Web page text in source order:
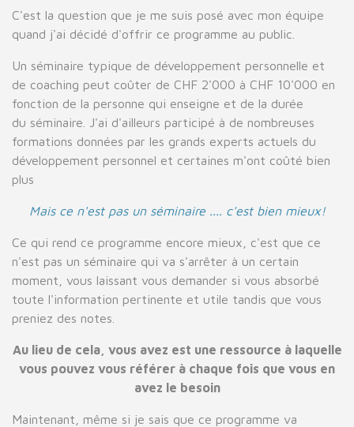
C'est la question que je me suis posé avec mon équipe
quand j'ai décidé d'offrir ce programme au public.
Un séminaire typique de développement personnelle et
de coaching peut coûter de CHF 2'000 à CHF 10'000 en
fonction de la personne qui enseigne et de la durée
du séminaire. J'ai d'ailleurs participé à de nombreuses
formations données par les grands experts actuels du
développement personnel et certaines m'ont coûté bien
plus
Mais ce n'est pas un séminaire .... c'est bien mieux!
Ce qui rend ce programme encore mieux, c'est que ce
n'est pas un séminaire qui va s'arrêter à un certain
moment, vous laissant vous demander si vous absorbé
toute l'information pertinente et utile tandis que vous
preniez des notes.
Au lieu de cela, vous avez est une ressource à laquelle
vous pouvez vous référer à chaque fois que vous en
avez le besoin
Maintenant, même si je sais que ce programme va